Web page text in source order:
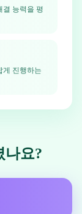
결 능력을 평
게 진행하는
나요?